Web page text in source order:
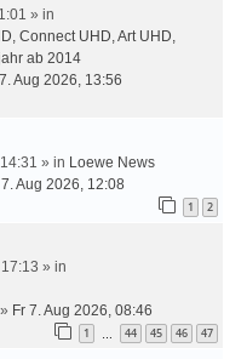
» in
Connect UHD, Art UHD,
ab 2014
Aug 2026, 13:56
» in Loewe News
7. Aug 2026, 12:08
1 2
» in
» Fr 7. Aug 2026, 08:46
1 44 45 46 47